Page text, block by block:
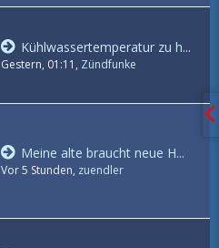
Kühlwassertemperatur zu h...
Gestern, 01:11 , Zündfunke
Meine alte braucht neue H...
Vor 5 Stunden, zuendler